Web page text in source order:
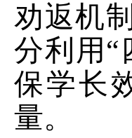
劝返机
分利用 “
保学长
量。